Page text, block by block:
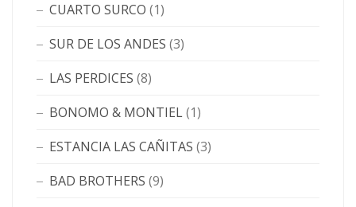
CUARTO SURCO (1)
SUR DE LOS ANDES (3)
LAS PERDICES (8)
BONOMO & MONTIEL(1)
ESTANCIA LAS CAÑITAS (3)
BAD BROTHERS (9)